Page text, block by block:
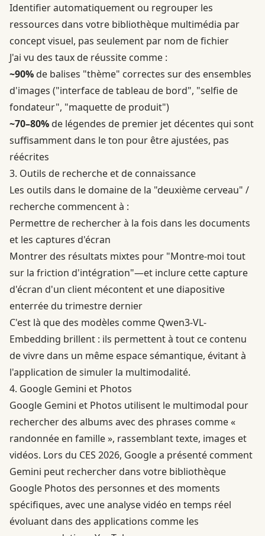
Identifier automatiquement ou regrouper les
ressources dans votre bibliothèque multimédia par
concept visuel, pas seulement par nom de fichier
J'ai vu des taux de réussite comme :
~90%de balises "thème" correctes sur des ensembles
d'images ("interface de tableau de bord", "selfie de
fondateur", "maquette de produit")
~70–80%de légendes de premier jet décentes qui sont
suffisamment dans le ton pour être ajustées, pas
réécrites
3. Outils de recherche et de connaissance
Les outils dans le domaine de la "deuxième cerveau" /
recherche commencent à :
Permettre de rechercher à la fois dans les documents
et les captures d'écran
Montrer des résultats mixtes pour "Montre-moi tout
sur la friction d'intégration"—et inclure cette capture
d'écran d'un client mécontent et une diapositive
enterrée du trimestre dernier
C'est là que des modèles comme Qwen3-VL-
Embedding brillent : ils permettent à tout ce contenu
de vivre dans un même espace sémantique, évitant à
l'application de simuler la multimodalité.
4. Google Gemini et Photos
Google Gemini et Photos utilisent le multimodal pour
rechercher des albums avec des phrases comme «
randonnée en famille », rassemblant texte, images et
vidéos. Lors du CES 2026, Google a présenté comment
Gemini peut rechercher dans votre bibliothèque
Google Photos des personnes et des moments
spécifiques, avec une analyse vidéo en temps réel
évoluant dans des applications comme les